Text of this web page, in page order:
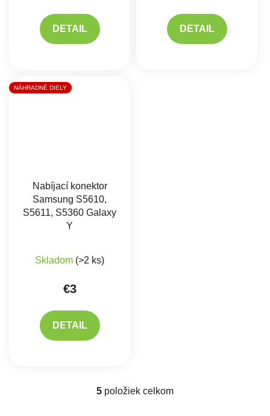
DETAIL DETAIL
NÁHRADNÉ DIELY
Nabíjací konektor
Samsung S5610,
S5611, S5360 Galaxy
Y
Skladom (>2 ks)
€3
DETAIL
Ovládacie prvky výpisu
5 položiek celkom